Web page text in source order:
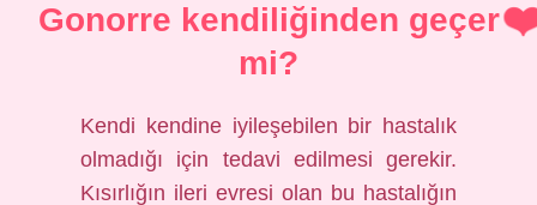
Gonorre kendiliğinden geçer
mi?
Kendi kendine iyileşebilen bir hastalık
olmadığı için tedavi edilmesi gerekir.
Kısırlığın ileri evresi olan bu hastalığın